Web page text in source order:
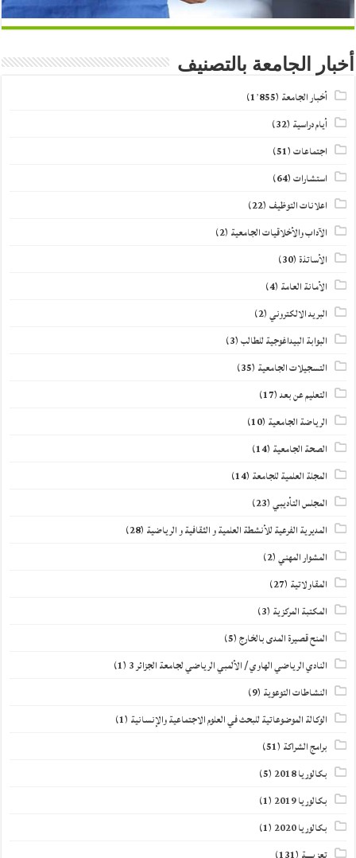
أخبار الجامعة بالتصنيف
أخبار الجامعة (1٬855)
أيام دراسية (32)
اجتماعات(51)
استشارات(64)
اعلانات التوظيف (22)
الآداب والأخلاقيات الجامعية (2)
الأساتذة(30)
الأمانة العامة (4)
البريد الالكتروني(2)
البوابة البيداغوجية للطالب(3)
التسجيلات الجامعية (35)
التعليم عن بعد(17)
الرياضة الجامعية (10)
الصحة الجامعية (14)
المجلة العلمية للجامعة (14)
المجلس التأديبي(23)
المديرية الفرعية للأنشطة العلمية و الثقافية و الرياضية (28)
المشوار المهني(2)
المقاولاتية (27)
المكتبة المركزية (3)
المنح قصيرة المدى بالخارج(5)
النادي الرياضي الهاوي / الألمبي الرياضي لجامعة الجزائر 3 (1)
النشاطات التوعوية (9)
الوكالة الموضوعاتية للبحث في العلوم الاجتماعية والإنسانية (1)
برامج الشراكة (51)
بكالوريا 2018
(5)
بكالوريا 2019
(1)
بكالوريا 2020
(1)